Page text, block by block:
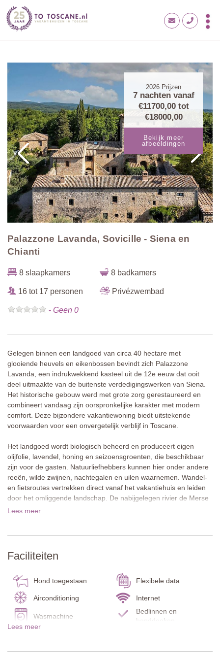
2026 Prijzen
7 nachten vanaf
€11700,00tot
€18000,00
Bekijk meer
afbeeldingen
Palazzone Lavanda, Sovicille - Siena en
Chianti
8 slaapkamers 8 badkamers
16 tot 17 personen Privézwembad
- Geen 0
Gelegen binnen een landgoed van circa 40 hectare met
glooiende heuvels en eikenbossen bevindt zich Palazzone
Lavanda, een indrukwekkend kasteel uit de 12e eeuw dat ooit
deel uitmaakte van de buitenste verdedigingswerken van Siena.
Het historische gebouw werd met grote zorg gerestaureerd en
combineert vandaag zijn oorspronkelijke karakter met modern
comfort. Deze bijzondere vakantiewoning biedt uitstekende
voorwaarden voor een onvergetelijk verblijf in Toscane.
Het landgoed wordt biologisch beheerd en produceert eigen
olijfolie, lavendel, honing en seizoensgroenten, die beschikbaar
zijn voor de gasten. Natuurliefhebbers kunnen hier onder andere
reeën, wilde zwijnen, nachtegalen en uilen waarnemen. Wandel-
en fietsroutes vertrekken direct vanaf het vakantiehuis en leiden
door het omliggende landschap. De nabijgelegen rivier de Merse
biedt prachtige plekken om in de natuur te zwemmen. Voor
Ondanks de rustige en afgelegen ligging bevindt de toegangsweg
cafés en een restaurant is in ongeveer vijf minuten per auto
bereikbaar. Siena, San Gimignano en Florence zijn gemakkelijk
bereikbaar en lenen zich uitstekend voor afwisselende
dagtochten.
Gasten kunnen ontspannen met een potje tafeltennis en hun
centrale binnenplaats, die beide ideaal zijn voor gezellige
Lees meer
Faciliteiten
Hond toegestaan Flexibele data
Airconditioning Internet
Wasmachine
Bedlinnen en
handdoeken
Lees meer